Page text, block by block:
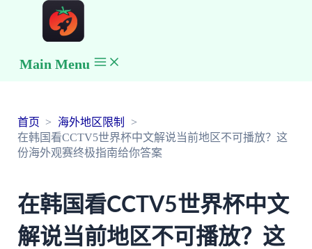
Main Menu
首页
海外地区限制
在韩国看CCTV5世界杯中文解说当前地区不可播放？这
份海外观赛终极指南给你答案
在韩国看CCTV5世界杯中文
解说当前地区不可播放？这